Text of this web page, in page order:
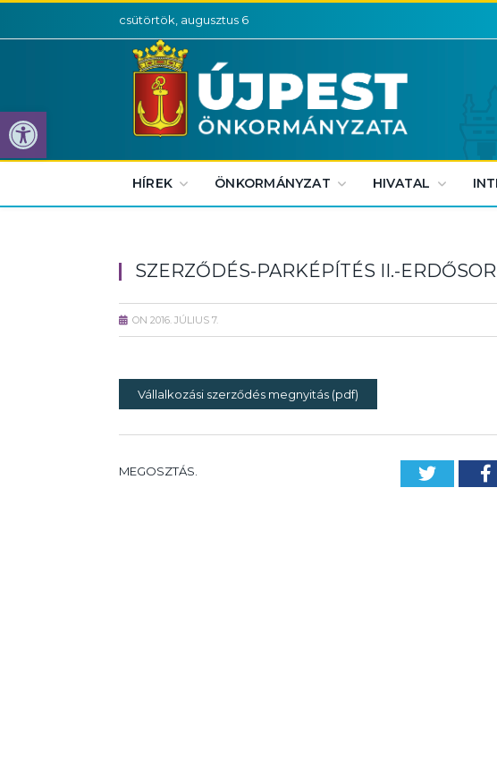
Eszköztár megnyitása
csütörtök, augusztus 6
HÍREK ÖNKORMÁNYZAT HIVATAL
SZERZŐDÉS-PARKÉPÍTÉS II.-
ON 2016. JÚLIUS 7.
Vállalkozási szerződés megnyitás (pdf)
MEGOSZTÁS.